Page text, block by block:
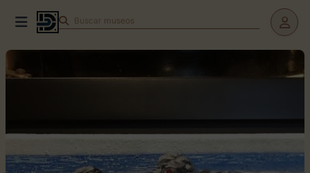
Buscar museos